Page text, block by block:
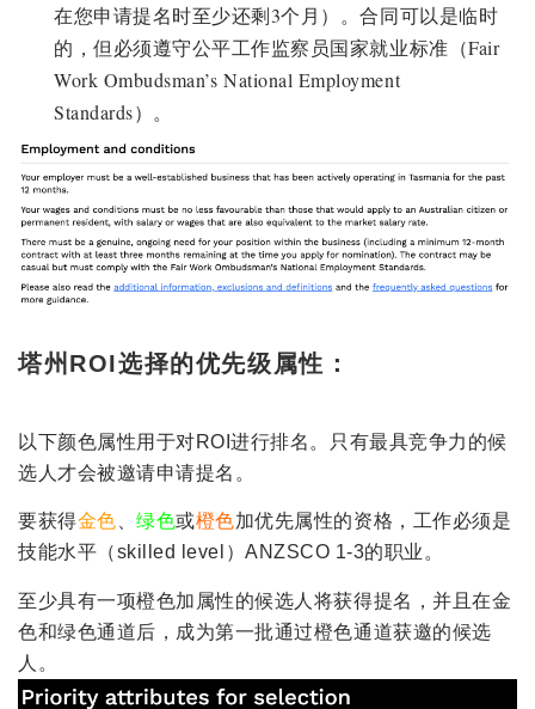
在您申请提名时至少还剩3个月）。合同可以是临时
的，但必须遵守公平工作监察员国家就业标准（Fair
Work Ombudsman’s National Employment
Standards）。
塔州ROI选择的优先级属性：
以下颜色属性用于对ROI进行排名。只有最具竞争力的候
选人才会被邀请申请提名。
要获得金色 、绿色或橙色加优先属性的资格，工作必须是
技能水平（skilled level）ANZSCO 1-3的职业。
至少具有一项橙色加属性的候选人将获得提名，并且在金
色和绿色通道后，成为第一批通过橙色通道获邀的候选
人。